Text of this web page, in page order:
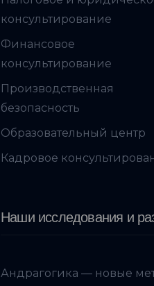
консультирование
Финансовое
консультирование
Производственная
безопасность
Образовательный центр
Кадровое
Наши исследования и
Андрагогика — новые